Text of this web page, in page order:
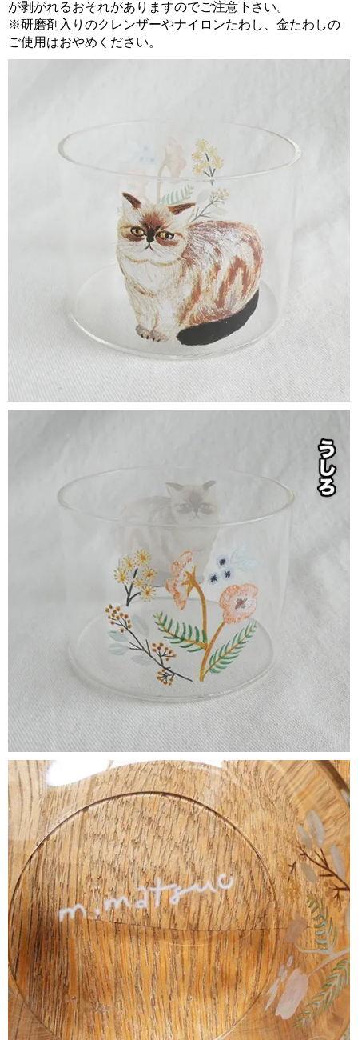
が剥がれるおそれがありますのでご注意下さい。
※研磨剤入りのクレンザーやナイロンたわし、金たわしの
ご使用はおやめください。